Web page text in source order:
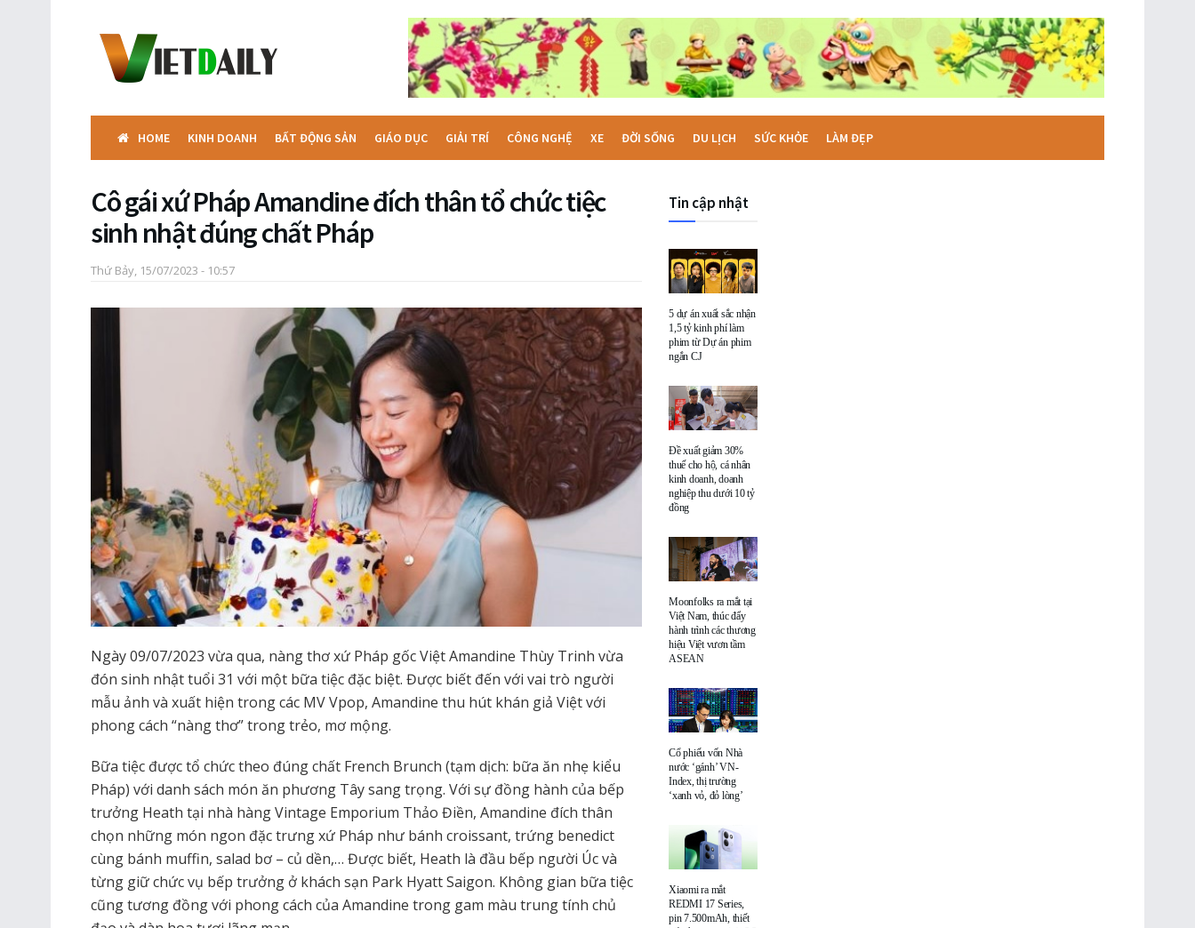
HOME KINH DOANH BẤT ĐỘNG SẢN GIÁO DỤC GIẢI TRÍ CÔNG NGHỆ XE ĐỜI SỐNG DU LỊCH SỨC KHỎE LÀM ĐẸP
Cô gái xứ Pháp Amandine đích thân tổ chức tiệc
sinh nhật đúng chất Pháp
Thứ Bảy, 15/07/2023 - 10:57
Ngày 09/07/2023 vừa qua, nàng thơ xứ Pháp gốc Việt Amandine Thùy Trinh vừa
đón sinh nhật tuổi 31 với một bữa tiệc đặc biệt. Được biết đến với vai trò người
mẫu ảnh và xuất hiện trong các MV Vpop, Amandine thu hút khán giả Việt với
phong cách “nàng thơ” trong trẻo, mơ mộng.
Bữa tiệc được tổ chức theo đúng chất French Brunch (tạm dịch: bữa ăn nhẹ kiểu
Pháp) với danh sách món ăn phương Tây sang trọng. Với sự đồng hành của bếp
trưởng Heath tại nhà hàng Vintage Emporium Thảo Điền, Amandine đích thân
chọn những món ngon đặc trưng xứ Pháp như bánh croissant, trứng benedict
cùng bánh muffin, salad bơ – củ dền,… Được biết, Heath là đầu bếp người Úc và
từng giữ chức vụ bếp trưởng ở khách sạn Park Hyatt Saigon. Không gian bữa tiệc
cũng tương đồng với phong cách của Amandine trong gam màu trung tính chủ
Tin cập nhật
5 dự án xuất sắc nhận
1,5 tỷ kinh phí làm
phim từ Dự án phim
ngắn CJ
Đề xuất giảm 30%
thuế cho hộ, cá nhân
kinh doanh, doanh
nghiệp thu dưới 10 tỷ
đồng
Moonfolks ra mắt tại
Việt Nam, thúc đẩy
hành trình các thương
hiệu Việt vươn tầm
ASEAN
Cổ phiếu vốn Nhà
nước ‘gánh’ VN-
Index, thị trường
‘xanh vỏ, đỏ lòng’
Xiaomi ra mắt
REDMI 17 Series,
pin 7.500mAh, thiết